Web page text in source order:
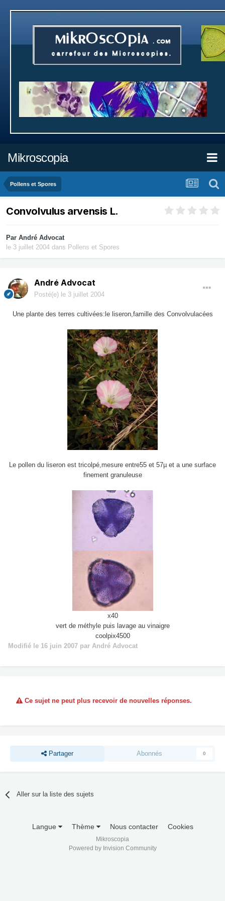
Mikroscopia
Pollens et Spores
Convolvulus arvensis L.
Par André Advocat
le 3 juillet 2004 dans Pollens et Spores
André Advocat
Posté(e) le 3 juillet 2004
Une plante des terres cultivées:le liseron,famille des Convolvulacées
Le pollen du liseron est tricolpé,mesure entre55 et 57µ et a une surface
finement granuleuse
x40
vert de méthyle puis lavage au vinaigre
coolpix4500
Modifié le 16 juin 2007 par André Advocat
Ce sujet ne peut plus recevoir de nouvelles réponses.
Partager Abonnés 0
Aller sur la liste des sujets
Langue Thème Nous contacter Cookies
Mikroscopia
Powered by Invision Community